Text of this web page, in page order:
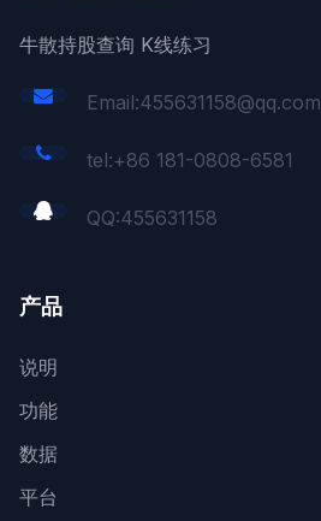
牛散持股查询 K线练习
Email:455631158@qq.com
tel:+86 181-0808-6581
QQ:455631158
产品
说明
功能
数据
平台